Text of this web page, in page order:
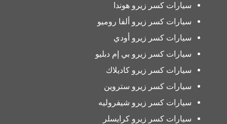
سيارات كسر زيرو هوندا
سيارات كسر زيرو ألفا روميو
سيارات كسر زيرو أودي
سيارات كسر زيرو بي إم دبليو
سيارات كسر زيرو كاديلاك
سيارات كسر زيرو ستروين
سيارات كسر زيرو شيفروليه
سيارات كسر زيرو كرايسلر